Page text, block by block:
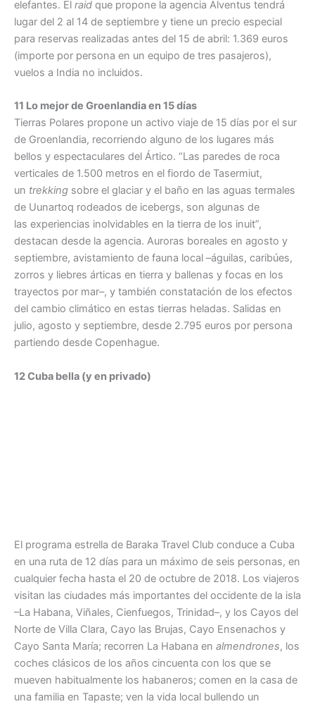
elefantes. El raid que propone la agencia Alventus tendrá
lugar del 2 al 14 de septiembre y tiene un precio especial
para reservas realizadas antes del 15 de abril: 1.369 euros
(importe por persona en un equipo de tres pasajeros),
vuelos a India no incluidos.
11 Lo mejor de Groenlandia en 15 días
Tierras Polares propone un activo viaje de 15 días por el sur
de Groenlandia, recorriendo alguno de los lugares más
bellos y espectaculares del Ártico. “Las paredes de roca
verticales de 1.500 metros en el fiordo de Tasermiut,
un trekking sobre el glaciar y el baño en las aguas termales
de Uunartoq rodeados de icebergs, son algunas de
las experiencias inolvidables en la tierra de los inuit”,
destacan desde la agencia. Auroras boreales en agosto y
septiembre, avistamiento de fauna local –águilas, caribúes,
zorros y liebres árticas en tierra y ballenas y focas en los
trayectos por mar–, y también constatación de los efectos
del cambio climático en estas tierras heladas. Salidas en
julio, agosto y septiembre, desde 2.795 euros por persona
partiendo desde Copenhague.
12 Cuba bella (y en privado)
El programa estrella de Baraka Travel Club conduce a Cuba
en una ruta de 12 días para un máximo de seis personas, en
cualquier fecha hasta el 20 de octubre de 2018. Los viajeros
visitan las ciudades más importantes del occidente de la isla
–La Habana, Viñales, Cienfuegos, Trinidad–, y los Cayos del
Norte de Villa Clara, Cayo las Brujas, Cayo Ensenachos y
Cayo Santa María; recorren La Habana en almendrones, los
coches clásicos de los años cincuenta con los que se
mueven habitualmente los habaneros; comen en la casa de
una familia en Tapaste; ven la vida local bullendo un